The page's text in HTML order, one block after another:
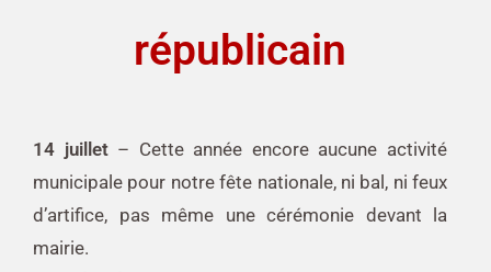
républicain
14 juillet– Cette année encore aucune activité
municipale pour notre fête nationale, ni bal, ni feux
d’artifice, pas même une cérémonie devant la
mairie.